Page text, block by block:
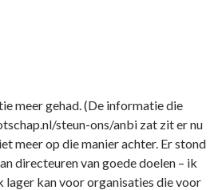
meer gehad. (De informatie die
steun-ons/anbi zat zit er nu
meer op die manier achter. Er stond
directeuren van goede doelen – ik
lager kan voor organisaties die voor